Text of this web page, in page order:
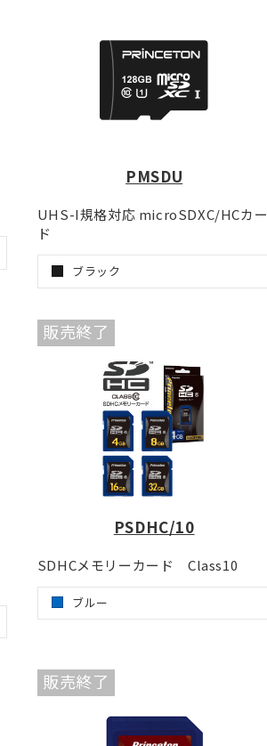
PMSDU
UHS-I規格対応 microSDXC/HCカー
ド
ブラック
販売終了
PSDHC/10
SDHCメモリーカード Class10
ブルー
販売終了